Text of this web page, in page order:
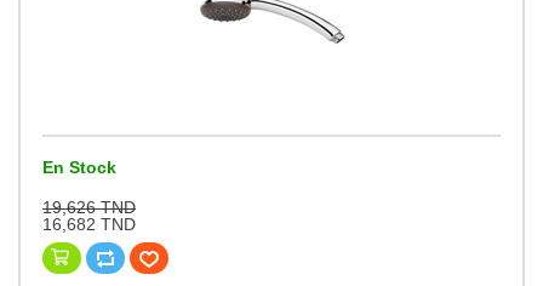
En Stock
19,626 TND
16,682 TND